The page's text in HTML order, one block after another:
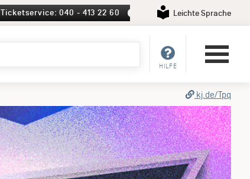
Ticketservice: 040 - 413 22 60 Leichte Sprache
HILFE
kj.de/Tpq